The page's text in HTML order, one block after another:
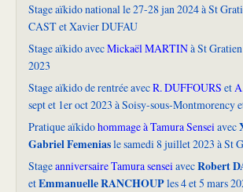
Stage aïkido national le 27-28 jan 2024 à St
CAST et Xavier DUFAU
Stage aïkido avecMickaël MARTINà St
2023
Stage aïkido de rentrée avecR. DUFFOURS et
sept et 1er oct 2023 à Soisy-sous-Montmorency
Pratique aïkidohommage à Tamura Senseiavec
Gabriel Femeniasle samedi 8 juillet 2023 à St
Stageanniversaire Tamura senseiavecRobert
etEmmanuelle RANCHOUPles 4 et 5 mars